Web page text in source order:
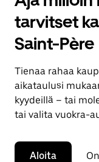
tarvitset
Saint-Père
Tienaa rahaa
aikataulusi
kyydeillä – tai
tai valita vuokra-
Aloita